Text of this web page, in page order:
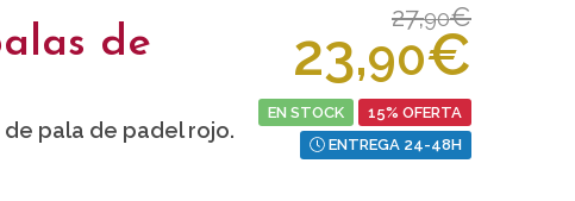
de
pala de padel rojo.
27,90€
23,90€
EN STOCK
15% OFERTA
ENTREGA 24-48H